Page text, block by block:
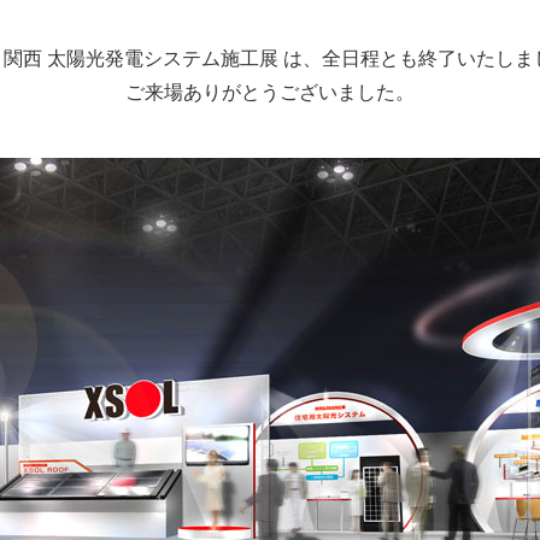
西 太陽光発電システム施工展 は、全日程とも終了いたしま
ご来場ありがとうございました。